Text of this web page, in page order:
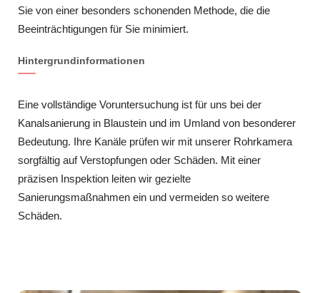
Sie von einer besonders schonenden Methode, die die
Beeinträchtigungen für Sie minimiert.
Hintergrundinformationen
Eine vollständige Voruntersuchung ist für uns bei der
Kanalsanierung in Blaustein und im Umland von besonderer
Bedeutung. Ihre Kanäle prüfen wir mit unserer Rohrkamera
sorgfältig auf Verstopfungen oder Schäden. Mit einer
präzisen Inspektion leiten wir gezielte
Sanierungsmaßnahmen ein und vermeiden so weitere
Schäden.